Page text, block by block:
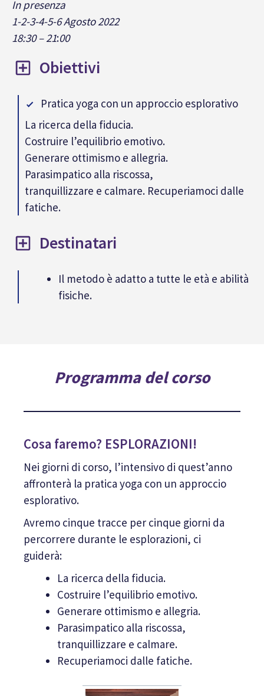
In presenza
1-2-3-4-5-6 Agosto 2022
18:30 – 21:00
Obiettivi
Pratica yoga con un approccio esplorativo
La ricerca della fiducia.
Costruire l’equilibrio emotivo.
Generare ottimismo e allegria.
Parasimpatico alla riscossa,
tranquillizzare e calmare. Recuperiamoci dalle
fatiche.
Destinatari
Il metodo è adatto a tutte le età e abilità
fisiche.
Programma del corso
Cosa faremo? ESPLORAZIONI!
Nei giorni di corso, l’intensivo di quest’anno
affronterà la pratica yoga con un approccio
esplorativo.
Avremo cinque tracce per cinque giorni da
percorrere durante le esplorazioni, ci
guiderà:
La ricerca della fiducia.
Costruire l’equilibrio emotivo.
Generare ottimismo e allegria.
Parasimpatico alla riscossa,
tranquillizzare e calmare.
Recuperiamoci dalle fatiche.